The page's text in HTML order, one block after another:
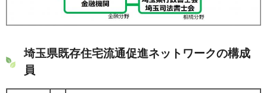
埼玉県既存住宅流通促進ネットワークの構成
員